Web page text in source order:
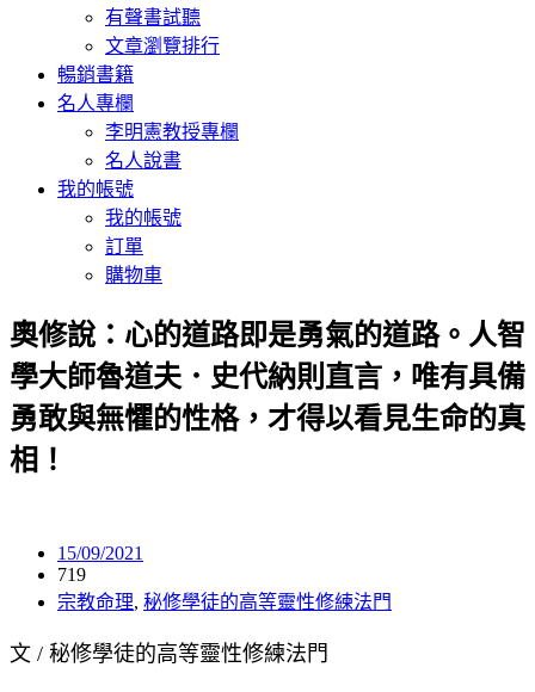
有聲書試聽
文章瀏覽排行
暢銷書籍
名人專欄
李明憲教授專欄
名人說書
我的帳號
我的帳號
訂單
購物車
奧修說：心的道路即是勇氣的道路。人智
學大師魯道夫．史代納則直言，唯有具備
勇敢與無懼的性格，才得以看見生命的真
相！
15/09/2021
719
宗教命理, 秘修學徒的高等靈性修練法門
文 / 秘修學徒的高等靈性修練法門